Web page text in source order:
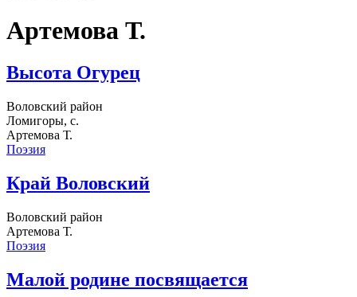
Артемова Т.
Высота Огурец
Воловский район
Ломигоры, с.
Артемова Т.
Поэзия
Край Воловский
Воловский район
Артемова Т.
Поэзия
Малой родине посвящается